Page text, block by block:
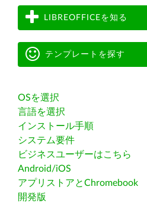
LIBREOFFICEを知る
テンプレートを探す
OSを選択
言語を選択
インストール手順
システム要件
ビジネスユーザーはこちら
Android/iOS
アプリストアとChromebook
開発版